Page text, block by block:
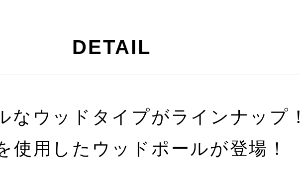
DETAIL
なウッドタイプがラインナップ！
使用したウッドポールが登場！